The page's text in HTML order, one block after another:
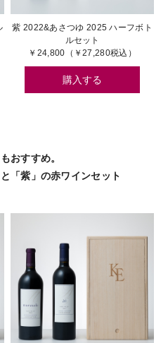
紫 2022&あさつゆ 2025 ハーフボト
ルセット
￥24,800（￥27,280税込）
購入する
おすすめ。
「紫」の赤ワインセット